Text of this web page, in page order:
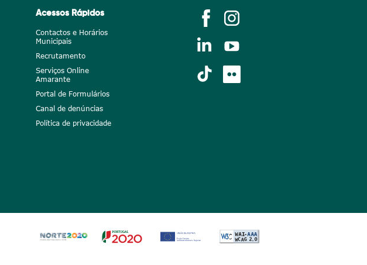
Acessos Rápidos
Contactos e Horários
Municipais
Recrutamento
Serviços Online
Amarante
Portal de Formulários
Canal de denúncias
Política de privacidade